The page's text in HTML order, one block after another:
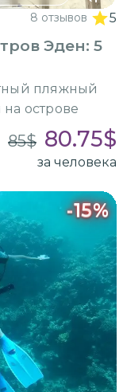
8 отзывов 5
Эден: 5
пляжный
острове
85$ 80.75$
за человека
-15%